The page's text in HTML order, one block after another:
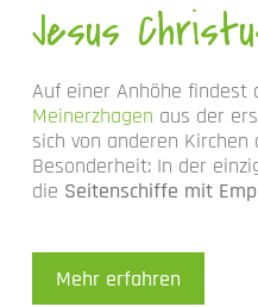
Jesus
Auf einer Anhöhe findest
Meinerzhagen aus der
sich von anderen
Besonderheit: In der
die Seitenschiffe mit
Mehr erfahren